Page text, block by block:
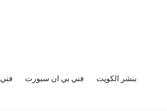
بنشر الكويت فني بي ان سبورت